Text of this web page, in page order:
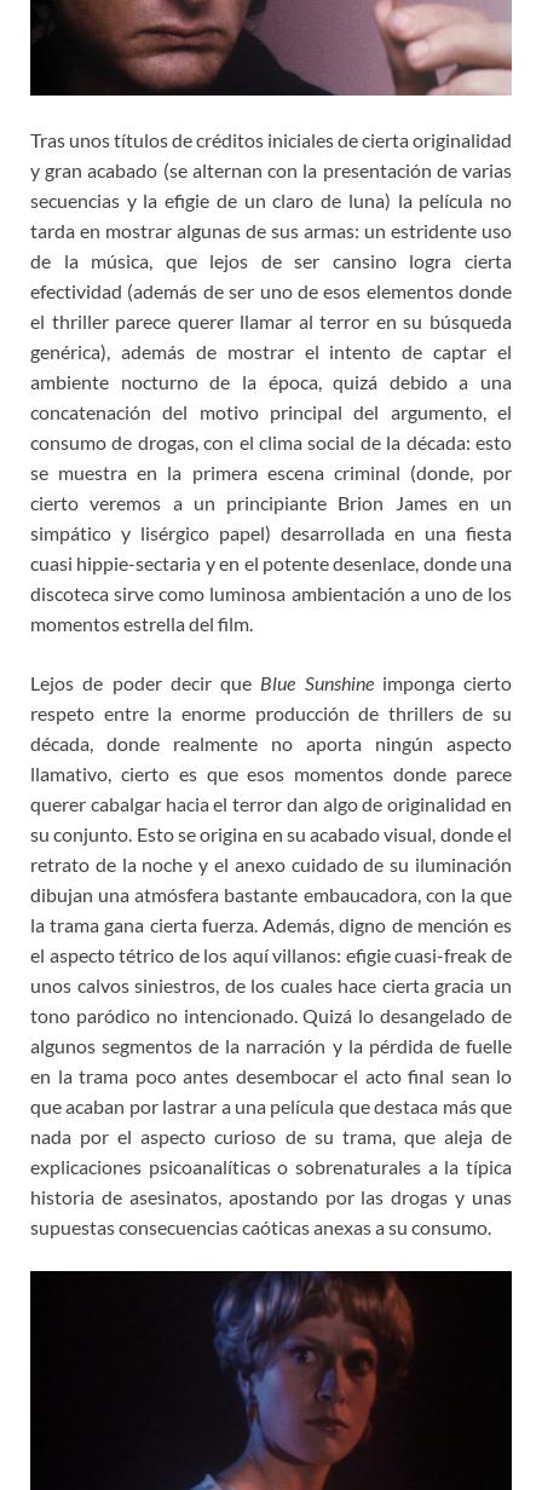
Tras unos títulos de créditos iniciales de cierta originalidad
y gran acabado (se alternan con la presentación de varias
secuencias y la efigie de un claro de luna) la película no
tarda en mostrar algunas de sus armas: un estridente uso
de la música, que lejos de ser cansino logra cierta
efectividad (además de ser uno de esos elementos donde
el thriller parece querer llamar al terror en su búsqueda
genérica), además de mostrar el intento de captar el
ambiente nocturno de la época, quizá debido a una
concatenación del motivo principal del argumento, el
consumo de drogas, con el clima social de la década: esto
se muestra en la primera escena criminal (donde, por
cierto veremos a un principiante Brion James en un
simpático y lisérgico papel) desarrollada en una fiesta
cuasi hippie-sectaria y en el potente desenlace, donde una
discoteca sirve como luminosa ambientación a uno de los
momentos estrella del film.
Lejos de poder decir que Blue Sunshine imponga cierto
respeto entre la enorme producción de thrillers de su
década, donde realmente no aporta ningún aspecto
llamativo, cierto es que esos momentos donde parece
querer cabalgar hacia el terror dan algo de originalidad en
su conjunto. Esto se origina en su acabado visual, donde el
retrato de la noche y el anexo cuidado de su iluminación
dibujan una atmósfera bastante embaucadora, con la que
la trama gana cierta fuerza. Además, digno de mención es
el aspecto tétrico de los aquí villanos: efigie cuasi-freak de
unos calvos siniestros, de los cuales hace cierta gracia un
tono paródico no intencionado. Quizá lo desangelado de
algunos segmentos de la narración y la pérdida de fuelle
en la trama poco antes desembocar el acto final sean lo
que acaban por lastrar a una película que destaca más que
nada por el aspecto curioso de su trama, que aleja de
explicaciones psicoanalíticas o sobrenaturales a la típica
historia de asesinatos, apostando por las drogas y unas
supuestas consecuencias caóticas anexas a su consumo.